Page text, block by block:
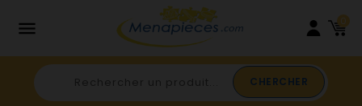
 0
CHERCHER